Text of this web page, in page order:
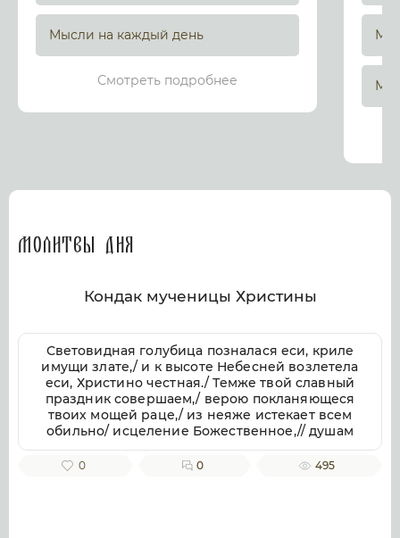
Мысли на каждый день
Смотреть подробнее
Молитвы дня
Кондак мученицы Христины
Световидная голубица позналася еси, криле
имущи злате,/ и к высоте Небесней возлетела
еси, Христино честная./ Темже твой славный
праздник совершаем,/ верою покланяющеся
твоих мощей раце,/ из неяже истекает всем
обильно/ исцеление Божественное,// душам
же и телом.
0 0 495